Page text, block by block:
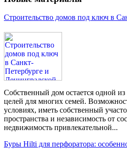
Строительство домов под ключ в
Собственный дом остается одной
целей для многих семей.
условиях, иметь собственный
пространства и независимость от
недвижимость привлекательной...
Буры Hilti для перфоратора: